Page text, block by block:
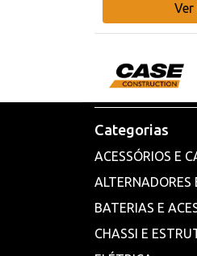
Ver
Categorias
ACESSÓRIOS E
ALTERNADORES
BATERIAS E
CHASSI E